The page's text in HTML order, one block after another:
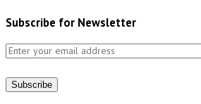
Subscribe for Newsletter
Subscribe